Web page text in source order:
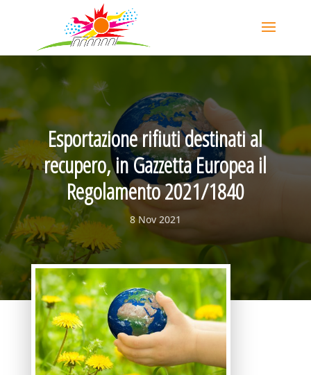
Esportazione rifiuti destinati al
recupero, in Gazzetta Europea il
Regolamento 2021/1840
8 Nov 2021